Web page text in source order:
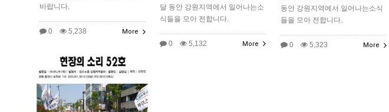
바랍니다.
0 5,238 More
달 동안 강원지역에서 일어나는소
식들을 모아 전합니다.
0 5,132 More
동안 강원지역에서 일어나는소식
들을 모아 전합니다.
0 5,323 More